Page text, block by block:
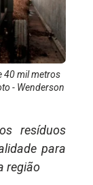
40 mil metros
- Wenderson
resíduos
para
região